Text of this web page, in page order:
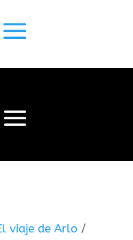
viaje de Arlo/